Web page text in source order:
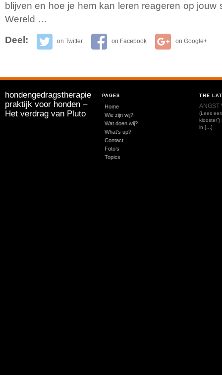
blijven en hoe je hem kan leren reageren op jouw
Wereld …
Deel: on Twitter on Facebook on Google+
hondengedragstherapie
praktijk voor honden –
Het verdrag van Pluto
PAGES
Home
Wie zijn wij?
Wat doen wij?
What’s up?
Contact
Foto’s
Topics
THE
ANGST
(Lees
in […]